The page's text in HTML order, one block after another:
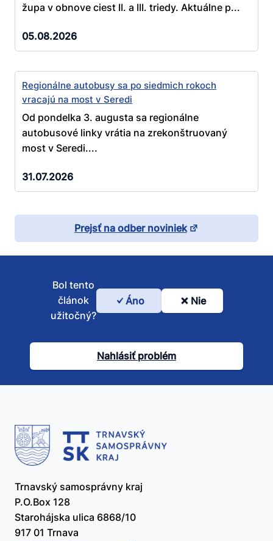
župa v obnove ciest II. a III. triedy. Aktuálne p...
05.08.2026
Regionálne autobusy sa po siedmich rokoch
vracajú na most v Seredi
Od pondelka 3. augusta sa regionálne
autobusové linky vrátia na zrekonštruovaný
most v Seredi....
31.07.2026
Prejsť na odber noviniek
Bol
článok
užitočný?
Bol tento
článok
užitočný?
Áno Nie
Nahlásiť problém
Trnavský samosprávny kraj
P.O.Box 128
Starohájska ulica 6868/10
917 01 Trnava